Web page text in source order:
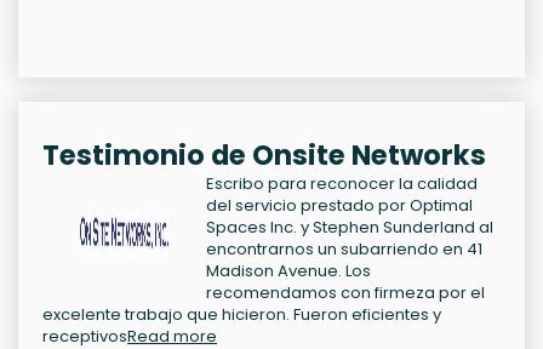
Testimonio de Onsite Networks
Escribo para reconocer la calidad
del servicio prestado por Optimal
Spaces Inc. y Stephen Sunderland al
encontrarnos un subarriendo en 41
Madison Avenue. Los
recomendamos con firmeza por el
excelente trabajo que hicieron. Fueron eficientes y
receptivosRead more